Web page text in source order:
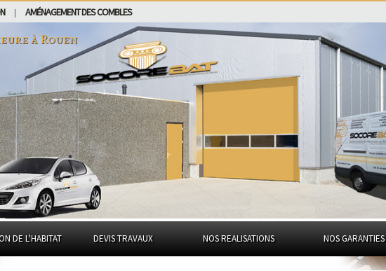
AMÉNAGEMENT DES COMBLES
àRouen
DE L'HABITAT DEVIS TRAVAUX NOS REALISATIONS NOS GARANTIES